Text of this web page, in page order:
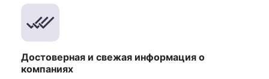
Достоверная и свежая информация о
компаниях